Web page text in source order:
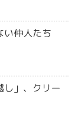
い仲人たち
し」、クリー